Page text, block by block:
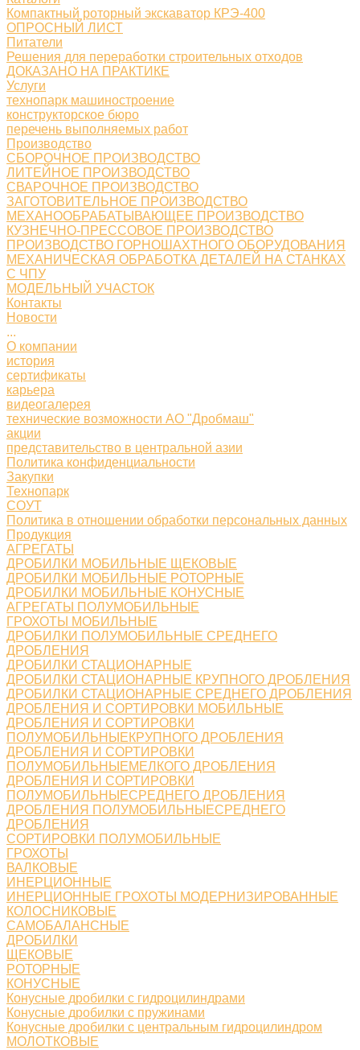
Компактный роторный экскаватор КРЭ-400
ОПРОСНЫЙ ЛИСТ
Питатели
Решения для переработки строительных отходов
ДОКАЗАНО НА ПРАКТИКЕ
Услуги
технопарк машиностроение
конструкторское бюро
перечень выполняемых работ
Производство
СБОРОЧНОЕ ПРОИЗВОДСТВО
ЛИТЕЙНОЕ ПРОИЗВОДСТВО
СВАРОЧНОЕ ПРОИЗВОДСТВО
ЗАГОТОВИТЕЛЬНОЕ ПРОИЗВОДСТВО
МЕХАНООБРАБАТЫВАЮЩЕЕ ПРОИЗВОДСТВО
КУЗНЕЧНО-ПРЕССОВОЕ ПРОИЗВОДСТВО
ПРОИЗВОДСТВО ГОРНОШАХТНОГО ОБОРУДОВАНИЯ
МЕХАНИЧЕСКАЯ ОБРАБОТКА ДЕТАЛЕЙ НА СТАНКАХ
С ЧПУ
МОДЕЛЬНЫЙ УЧАСТОК
Контакты
Новости
...
О компании
история
сертификаты
карьера
видеогалерея
технические возможности АО "Дробмаш"
акции
представительство в центральной азии
Политика конфиденциальности
Закупки
Технопарк
СОУТ
Политика в отношении обработки персональных данных
Продукция
АГРЕГАТЫ
ДРОБИЛКИ МОБИЛЬНЫЕ ЩЕКОВЫЕ
ДРОБИЛКИ МОБИЛЬНЫЕ РОТОРНЫЕ
ДРОБИЛКИ МОБИЛЬНЫЕ КОНУСНЫЕ
АГРЕГАТЫ ПОЛУМОБИЛЬНЫЕ
ГРОХОТЫ МОБИЛЬНЫЕ
ДРОБИЛКИ ПОЛУМОБИЛЬНЫЕ СРЕДНЕГО
ДРОБЛЕНИЯ
ДРОБИЛКИ СТАЦИОНАРНЫЕ
ДРОБИЛКИ СТАЦИОНАРНЫЕ КРУПНОГО ДРОБЛЕНИЯ
ДРОБИЛКИ СТАЦИОНАРНЫЕ СРЕДНЕГО ДРОБЛЕНИЯ
ДРОБЛЕНИЯ И СОРТИРОВКИ МОБИЛЬНЫЕ
ДРОБЛЕНИЯ И СОРТИРОВКИ
ПОЛУМОБИЛЬНЫЕКРУПНОГО ДРОБЛЕНИЯ
ДРОБЛЕНИЯ И СОРТИРОВКИ
ПОЛУМОБИЛЬНЫЕМЕЛКОГО ДРОБЛЕНИЯ
ДРОБЛЕНИЯ И СОРТИРОВКИ
ПОЛУМОБИЛЬНЫЕСРЕДНЕГО ДРОБЛЕНИЯ
ДРОБЛЕНИЯ ПОЛУМОБИЛЬНЫЕСРЕДНЕГО
ДРОБЛЕНИЯ
СОРТИРОВКИ ПОЛУМОБИЛЬНЫЕ
ГРОХОТЫ
ВАЛКОВЫЕ
ИНЕРЦИОННЫЕ
ИНЕРЦИОННЫЕ ГРОХОТЫ МОДЕРНИЗИРОВАННЫЕ
КОЛОСНИКОВЫЕ
САМОБАЛАНСНЫЕ
ДРОБИЛКИ
ЩЕКОВЫЕ
РОТОРНЫЕ
КОНУСНЫЕ
Конусные дробилки с гидроцилиндрами
Конусные дробилки с пружинами
Конусные дробилки с центральным гидроцилиндром
МОЛОТКОВЫЕ